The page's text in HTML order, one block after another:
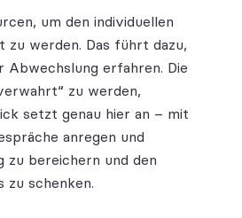
um den individuellen
zu werden. Das führt dazu,
erfahren. Die
zu werden,
setzt genau hier an – mit
anregen und
zu bereichern und den
zu schenken.